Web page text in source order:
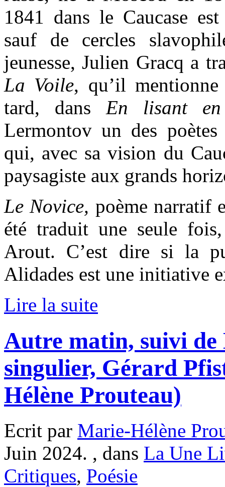
1841 dans le Caucase
sauf de cercles
jeunesse, Julien Gracq a
La Voile, qu’il
tard, dans En lisant en
Lermontov un des
qui, avec sa vision du
paysagiste aux grands
Le Novice, poème narratif
été traduit une seule
Arout. C’est dire si la
Alidades est une initiative
Lire la suite
Autre matin, suivi de
singulier, Gérard
Hélène Prouteau)
Ecrit par Marie-Hélène
Juin 2024. , dans La Une
Critiques, Poésie